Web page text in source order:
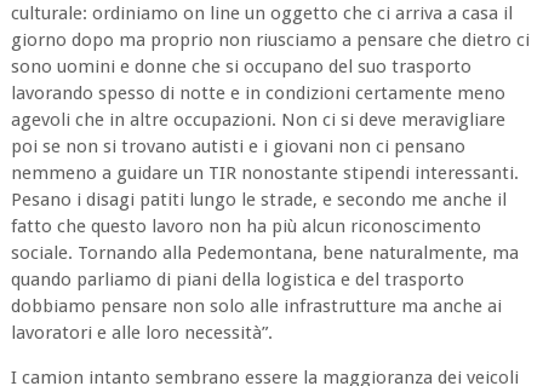
culturale: ordiniamo on line un oggetto che ci arriva a casa il
giorno dopo ma proprio non riusciamo a pensare che dietro ci
sono uomini e donne che si occupano del suo trasporto
lavorando spesso di notte e in condizioni certamente meno
agevoli che in altre occupazioni. Non ci si deve meravigliare
poi se non si trovano autisti e i giovani non ci pensano
nemmeno a guidare un TIR nonostante stipendi interessanti.
Pesano i disagi patiti lungo le strade, e secondo me anche il
fatto che questo lavoro non ha più alcun riconoscimento
sociale. Tornando alla Pedemontana, bene naturalmente, ma
quando parliamo di piani della logistica e del trasporto
dobbiamo pensare non solo alle infrastrutture ma anche ai
lavoratori e alle loro necessità”.
I camion intanto sembrano essere la maggioranza dei veicoli